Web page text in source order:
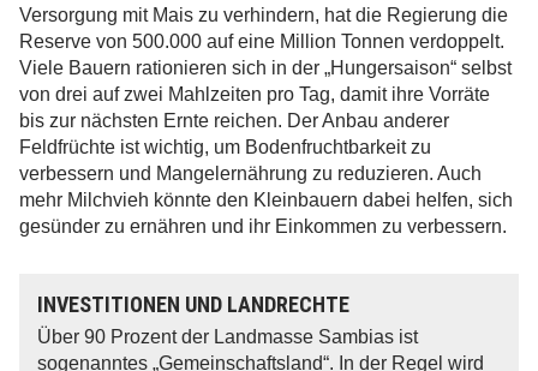
Versorgung mit Mais zu verhindern, hat die Regierung die
Reserve von 500.000 auf eine Million Tonnen verdoppelt.
Viele Bauern rationieren sich in der „Hungersaison“ selbst
von drei auf zwei Mahlzeiten pro Tag, damit ihre Vorräte
bis zur nächsten Ernte reichen. Der Anbau anderer
Feldfrüchte ist wichtig, um Bodenfruchtbarkeit zu
verbessern und Mangelernährung zu reduzieren. Auch
mehr Milchvieh könnte den Kleinbauern dabei helfen, sich
gesünder zu ernähren und ihr Einkommen zu verbessern.
INVESTITIONEN UND LANDRECHTE
Über 90 Prozent der Landmasse Sambias ist
sogenanntes „Gemeinschaftsland“. In der Regel wird